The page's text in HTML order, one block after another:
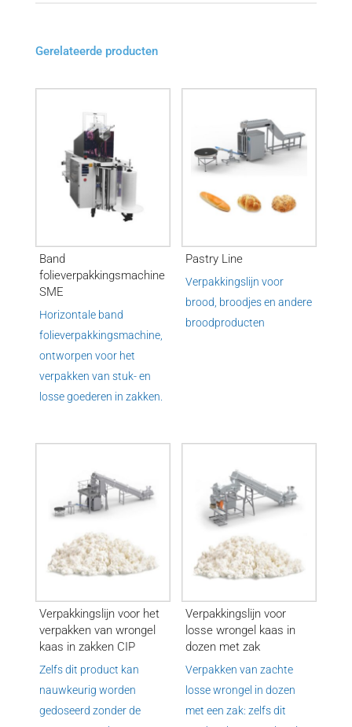
Gerelateerde producten
Band
folieverpakkingsmachine
SME
Horizontale band
folieverpakkingsmachine,
ontworpen voor het
verpakken van stuk- en
losse goederen in zakken.
Pastry Line
Verpakkingslijn voor
brood, broodjes en andere
broodproducten
Verpakkingslijn voor het
verpakken van wrongel
kaas in zakken CIP
Zelfs dit product kan
nauwkeurig worden
gedoseerd zonder de
Verpakkingslijn voor
losse wrongel kaas in
dozen met zak
Verpakken van zachte
losse wrongel in dozen
met een zak: zelfs dit